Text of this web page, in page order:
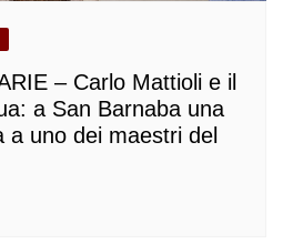
– Carlo Mattioli e il
a San Barnaba una
a uno dei maestri del